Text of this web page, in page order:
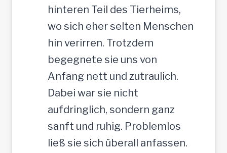
hinteren Teil des Tierheims,
wo sich eher selten Menschen
hin verirren. Trotzdem
begegnete sie uns von
Anfang nett und zutraulich.
Dabei war sie nicht
aufdringlich, sondern ganz
sanft und ruhig. Problemlos
ließ sie sich überall anfassen.